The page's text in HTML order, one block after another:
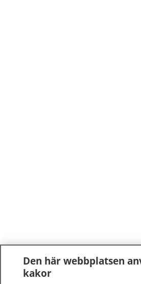
Den här webbplatsen
kakor